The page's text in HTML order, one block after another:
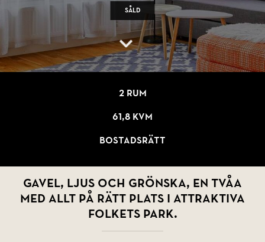
Såld
2 rum
61,8 kvm
Bostadsrätt
Gavel, ljus och grönska, en tvåa
med allt på rätt plats i attraktiva
Folkets Park.